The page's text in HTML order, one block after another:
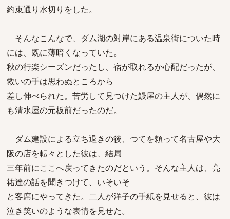
約束通り水切りをした。
そんなこんなで、ダム湖の対岸にある温泉街についた時
には、既に薄暗くなっていた。
秋の行楽シーズンだったし、宿が取れるか心配だったが、
救いの手は思わぬところから
差し伸べられた。苦労して見つけた鰻屋の主人が、偶然に
も清水屋の元板前だったのだ。
ダム建設による立ち退きの後、つてを頼って名古屋や大
阪の店を転々とした彼は、結局
三年前にここへ戻ってきたのだという。そんな主人は、亮
祐達の話を聞きつけて、いそいそ
と客席にやってきた。二人が洋子の手紙を見せると、彼は
泣き笑いのような表情を見せた。